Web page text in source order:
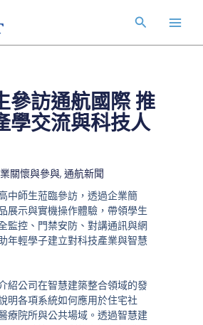
搜
尋
參訪通航國際 推
學交流與科技人
關懷與參與, 通航新聞
中師生蒞臨參訪，透過企業簡
展示與實機操作體驗，帶領學生
監控、門禁安防、對講通訊與網
年輕學子建立對科技產業與智慧
紹公司在智慧建築整合領域的發
明各項系統如何應用於住宅社
療院所與公共場域。透過智慧建